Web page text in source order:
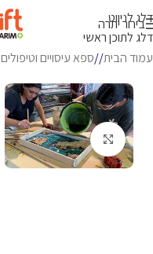
דלג לניווט
דלג לתוכן ראשי
בירור יתרה
עמוד הבית/ ספא עיסויים וטיפולים
לחץ להגדלה